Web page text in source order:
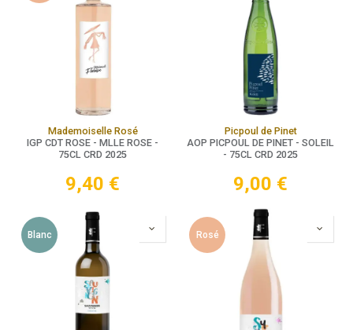
Mademoiselle Rosé
IGP CDT ROSE - MLLE ROSE -
75CL CRD 2025
9,40 €
Picpoul de Pinet
AOP PICPOUL DE PINET - SOLEIL
- 75CL CRD 2025
9,00 €
Blanc Rosé